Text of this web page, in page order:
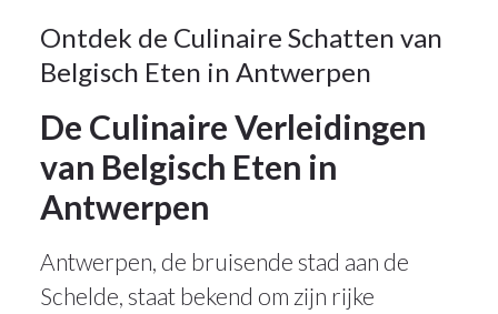
Ontdek de Culinaire Schatten van
Belgisch Eten in Antwerpen
De Culinaire Verleidingen
van Belgisch Eten in
Antwerpen
Antwerpen, de bruisende stad aan de
Schelde, staat bekend om zijn rijke